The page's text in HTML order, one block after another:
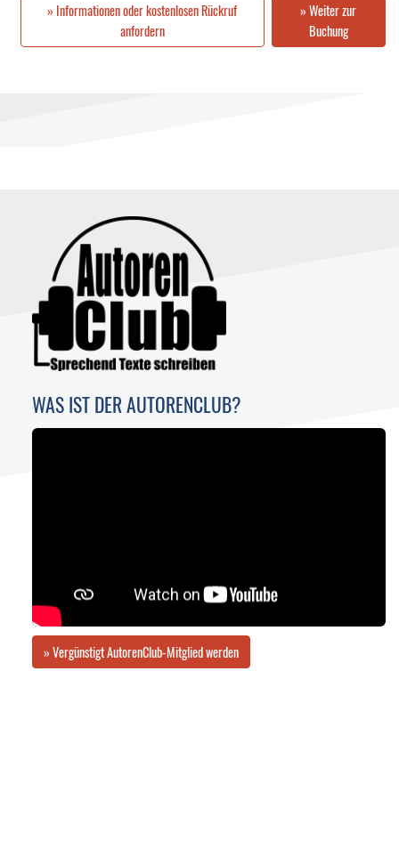
» Informationen oder kostenlosen Rückruf
anfordern
» Weiter zur
Buchung
WAS IST DER AUTORENCLUB?
» Vergünstigt AutorenClub-Mitglied werden